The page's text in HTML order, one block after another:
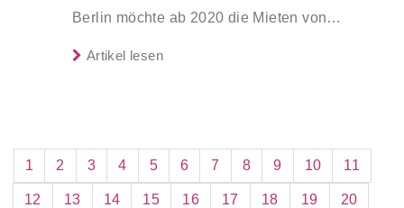
Berlin möchte ab 2020 die Mieten von
privaten, kommunalen und gemeinnützigen
werden – ansonsten drohen Bußgelder in
Höhe von bis zu 500.000 Euro. Der
Artikel lesen
1 2 3 4 5 6 7 8 9 10 11
12 13 14 15 16 17 18 19 20